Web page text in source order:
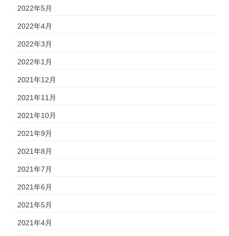
2022年5月
2022年4月
2022年3月
2022年1月
2021年12月
2021年11月
2021年10月
2021年9月
2021年8月
2021年7月
2021年6月
2021年5月
2021年4月